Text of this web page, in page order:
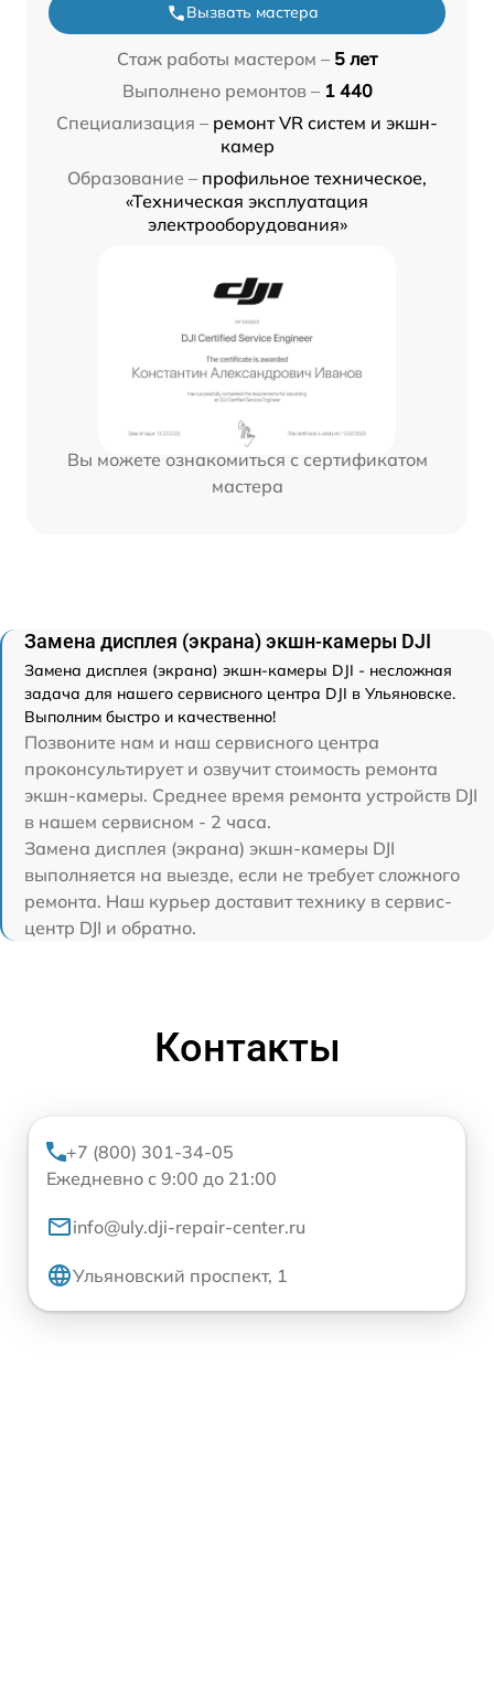
Вызвать мастера
Стаж работы мастером – 5 лет
Выполнено ремонтов – 1 440
Специализация – ремонт VR систем и экшн-
камер
Образование – профильное техническое,
«Техническая эксплуатация
электрооборудования»
Вы можете ознакомиться с сертификатом
мастера
Замена дисплея (экрана) экшн-камеры DJI
Замена дисплея (экрана) экшн-камеры DJI - несложная
задача для нашего сервисного центра DJI в Ульяновске.
Выполним быстро и качественно!
Позвоните нам и наш сервисного центра
проконсультирует и озвучит стоимость ремонта
экшн-камеры. Среднее время ремонта устройств DJI
в нашем сервисном - 2 часа.
Замена дисплея (экрана) экшн-камеры DJI
выполняется на выезде, если не требует сложного
ремонта. Наш курьер доставит технику в сервис-
центр DJI и обратно.
Контакты
+7 (800) 301-34-05
Ежедневно с 9:00 до 21:00
info@uly.dji-repair-center.ru
Ульяновский проспект, 1